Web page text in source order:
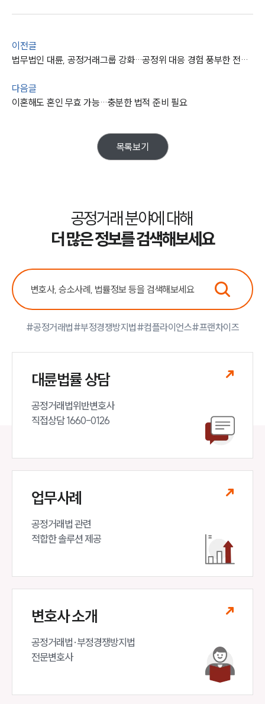
공정거래법전문변호사
소식/자료
언론보도
공지사항
법률 블로그
법률서식
대륜법률상담예약
이전글
법무법인 대륜, 공정거래그룹 강화…공정위 대응 경험 풍부한 전문가 포진
다음글
이혼해도 혼인 무효 가능…충분한 법적 준비 필요
목록보기
공정거래 분야에 대해
더 많은 정보를 검색해보세요
#공정거래법#부정경쟁방지법#컴플라이언스#프랜차이즈
대륜법률 상담
공정거래법위반변호사
직접상담 1660-0126
업무사례
공정거래법 관련
적합한 솔루션 제공
변호사 소개
공정거래법·부정경쟁방지법
전문변호사